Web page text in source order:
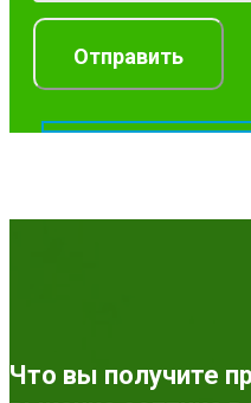
Что вы получите